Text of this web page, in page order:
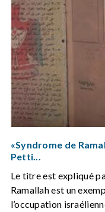
«Syndrome de
Petti...
Le titre est expliqué
Ramallah est un
l’occupation